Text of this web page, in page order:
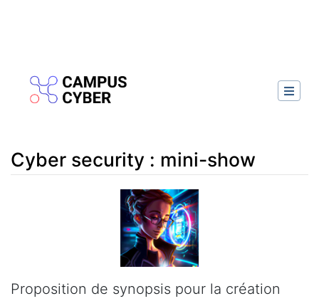
Cyber security : mini-show
rechercher
Proposition de synopsis pour la création